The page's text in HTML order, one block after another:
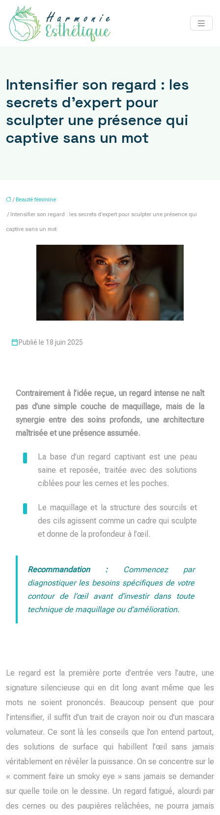
Intensifier son regard : les
secrets d’expert pour
sculpter une présence qui
captive sans un mot
/ Beauté féminine
/ Intensifier son regard : les secrets d’expert pour sculpter une présence qui
captive sans un mot
Publié le 18 juin 2025
Contrairement à l’idée reçue, un regard intense ne naît
pas d’une simple couche de maquillage, mais de la
synergie entre des soins profonds, une architecture
maîtrisée et une présence assumée.
La base d’un regard captivant est une peau
saine et reposée, traitée avec des solutions
ciblées pour les cernes et les poches.
Le maquillage et la structure des sourcils et
des cils agissent comme un cadre qui sculpte
et donne de la profondeur à l’œil.
Recommandation :Commencez par
diagnostiquer les besoins spécifiques de votre
contour de l’œil avant d’investir dans toute
technique de maquillage ou d’amélioration.
Le regard est la première porte d’entrée vers l’autre, une
signature silencieuse qui en dit long avant même que les
mots ne soient prononcés. Beaucoup pensent que pour
l’intensifier, il suffit d’un trait de crayon noir ou d’un mascara
volumateur. Ce sont là les conseils que l’on entend partout,
des solutions de surface qui habillent l’œil sans jamais
véritablement en révéler la puissance. On se concentre sur le
« comment faire un smoky eye » sans jamais se demander
sur quelle toile on le dessine. Un regard fatigué, alourdi par
des cernes ou des paupières relâchées, ne pourra jamais